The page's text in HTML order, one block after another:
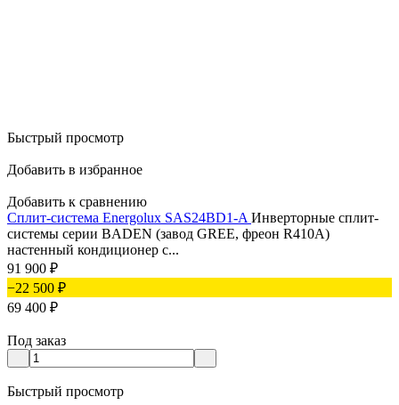
Быстрый просмотр
Добавить в избранное
Добавить к сравнению
Сплит-система Energolux SAS24BD1-AИнверторные сплит-
системы серии BADEN (завод GREE, фреон R410A)
настенный кондиционер c...
91 900 ₽
−22 500 ₽
69 400 ₽
Под заказ
Быстрый просмотр